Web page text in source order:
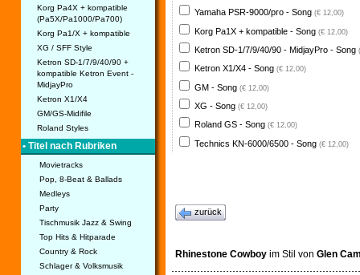
Korg Pa4X + kompatible
(Pa5X/Pa1000/Pa700)
Korg Pa1/X + kompatible
XG / SFF Style
Ketron SD-1/7/9/40/90 +
kompatible Ketron Event -
MidjayPro
Ketron X1/X4
GM/GS-Midifile
Roland Styles
• Titel nach Rubriken
Movietracks
Pop, 8-Beat & Ballads
Medleys
Party
Tischmusik Jazz & Swing
Top Hits & Hitparade
Country & Rock
Schlager & Volksmusik
Yamaha PSR-9000/pro - Song (€ 12,00)
Korg Pa1X + kompatible - Song (€ 12,00)
Ketron SD-1/7/9/40/90 - MidjayPro - Song
Ketron X1/X4 - Song (€ 12,00)
GM - Song (€ 12,00)
XG - Song (€ 12,00)
Roland GS - Song (€ 12,00)
Technics KN-6000/6500 - Song (€ 12,00)
zurück
Rhinestone Cowboyim Stil von Glen